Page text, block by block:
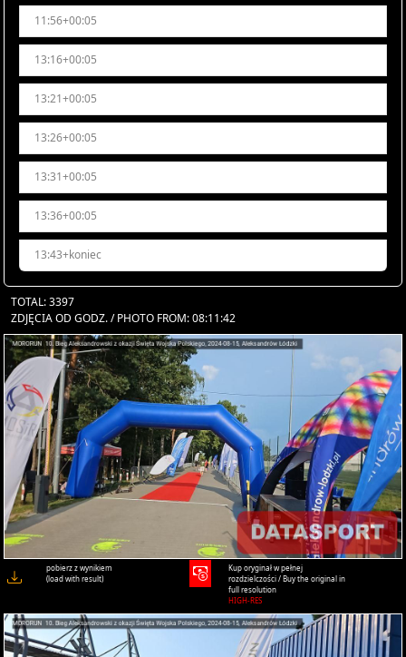
11:56+00:05
13:16+00:05
13:21+00:05
13:26+00:05
13:31+00:05
13:36+00:05
13:43+koniec
TOTAL: 3397
ZDJĘCIA OD GODZ. / PHOTO FROM: 08:11:42
pobierz z wynikiem
(load with result)
Kup oryginał w pełnej
rozdzielczości / Buy the original in
full resolution
HIGH-RES